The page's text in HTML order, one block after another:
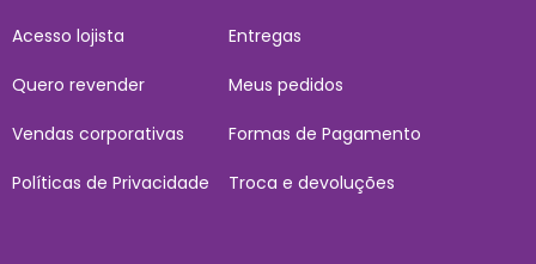
Acesso lojista
Quero revender
Vendas corporativas
Políticas de Privacidade
Entregas
Meus pedidos
Formas de Pagamento
Troca e devoluções